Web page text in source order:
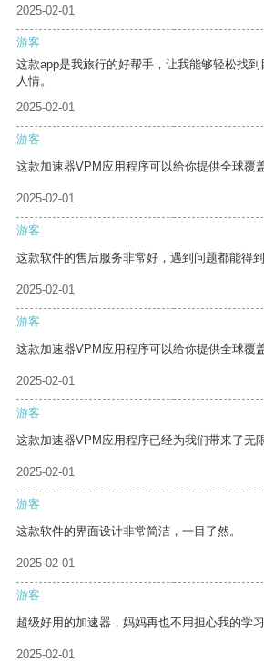
2025-02-01
游客
这款app是我旅行的好帮手，让我能够轻松找
人情。
2025-02-01
游客
这款加速器VPM应用程序可以给你提供全球覆
2025-02-01
游客
这款软件的售后服务非常好，遇到问题都能得到
2025-02-01
游客
这款加速器VPM应用程序可以给你提供全球覆
2025-02-01
游客
这款加速器VPM应用程序已经为我们带来了无
2025-02-01
游客
这款软件的界面设计非常简洁，一目了然。
2025-02-01
游客
超级好用的加速器，妈妈再也不用担心我的学习
2025-02-01